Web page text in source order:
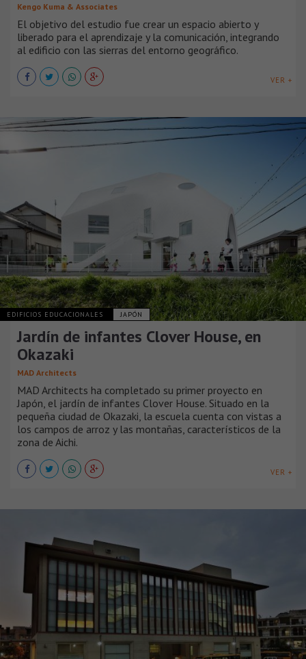
Kengo Kuma & Associates
El objetivo del estudio fue crear un espacio abierto y
liberado para el aprendizaje y la comunicación, integrando
al edificio con las sierras del entorno geográfico.
VER +
EDIFICIOS EDUCACIONALES JAPÓN
Jardín de infantes Clover House, en
Okazaki
MAD Architects
MAD Architects ha completado su primer proyecto en
Japón, el jardín de infantes Clover House. Situado en la
pequeña ciudad de Okazaki, la escuela cuenta con vistas a
los campos de arroz y las montañas, característicos de la
zona de Aichi.
VER +